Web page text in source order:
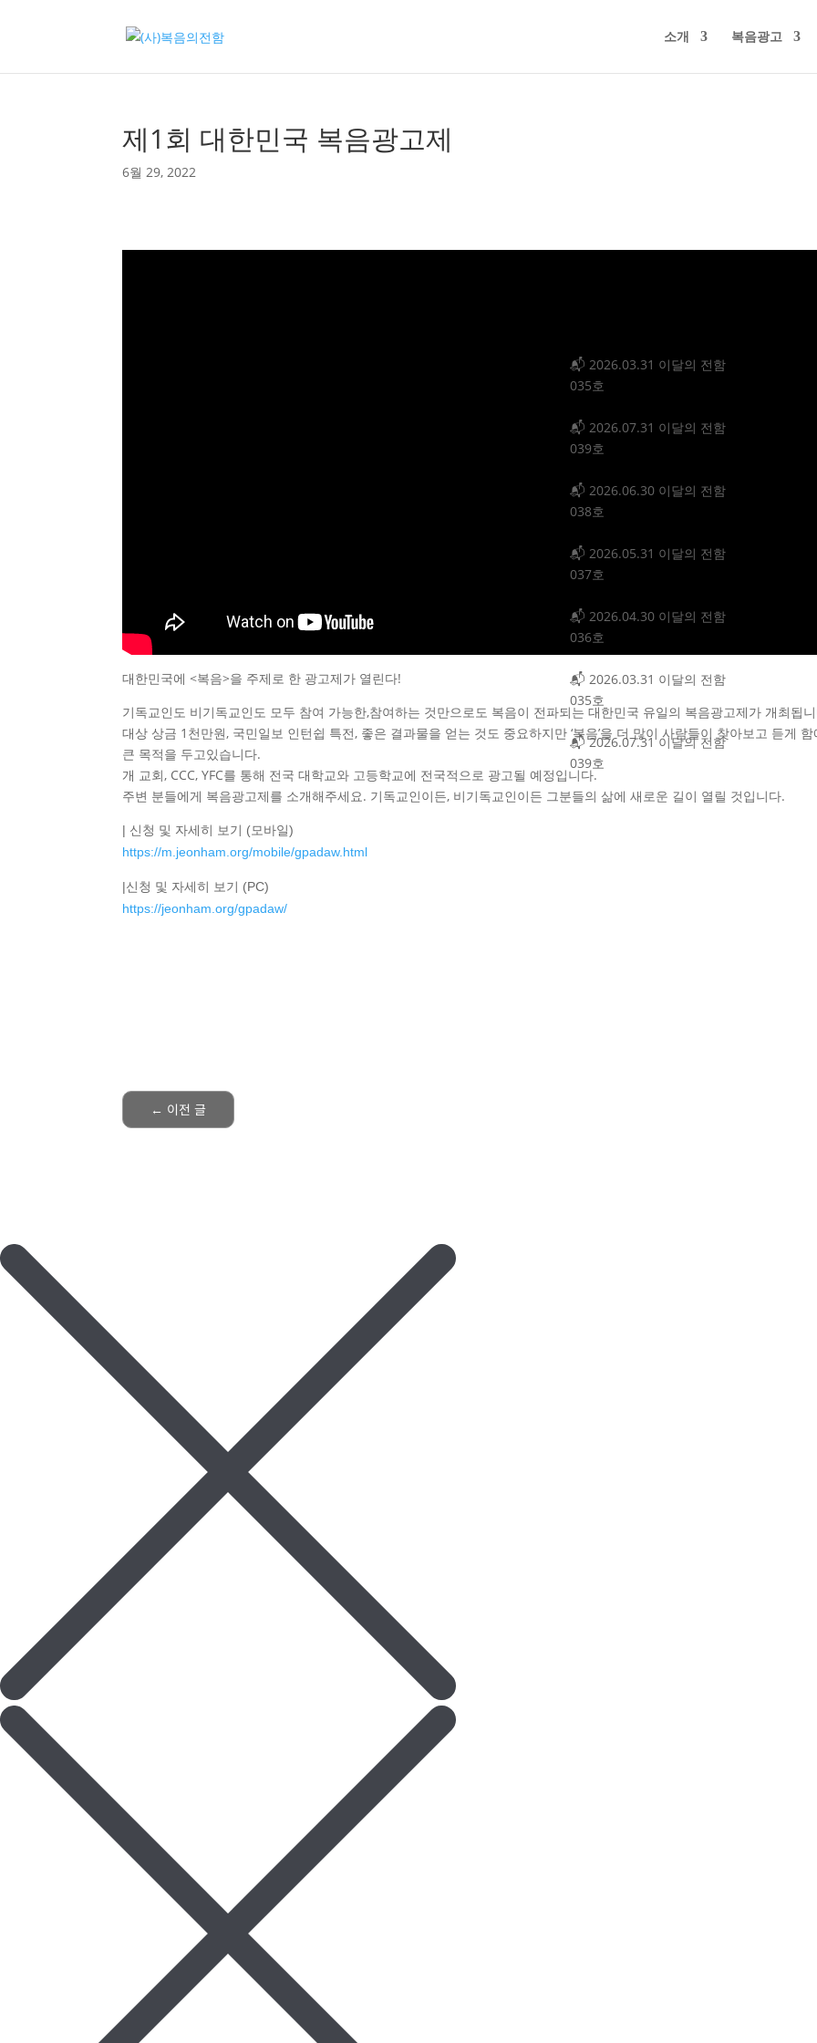
소개 복음광고
제1회 대한민국 복음광고제
6월 29, 2022
대한민국에 <복음>을 주제로 한 광고제가 열린다!
기독교인도 비기독교인도 모두 참여 가능한,참여하는 것만으로도 복음이 전파되는 대한민국 유일의 복음광고제가 개최됩
대상 상금 1천만원, 국민일보 인턴쉽 특전, 좋은 결과물을 얻는 것도 중요하지만 ‘복음’을 더 많이 사람들이 찾아보고 듣게 함
큰 목적을 두고있습니다.
개 교회, CCC, YFC를 통해 전국 대학교와 고등학교에 전국적으로 광고될 예정입니다.
주변 분들에게 복음광고제를 소개해주세요. 기독교인이든, 비기독교인이든 그분들의 삶에 새로운 길이 열릴 것입니다.
| 신청 및 자세히 보기 (모바일)
https://m.jeonham.org/mobile/gpadaw.html
|신청 및 자세히 보기 (PC)
https://jeonham.org/gpadaw/
📬 2026.03.31 이달의 전함
📬 2026.07.31 이달의 전함
📬 2026.06.30 이달의 전함
📬 2026.05.31 이달의 전함
📬 2026.04.30 이달의 전함
📬 2026.03.31 이달의 전함
📬 2026.07.31 이달의 전함
← 이전 글